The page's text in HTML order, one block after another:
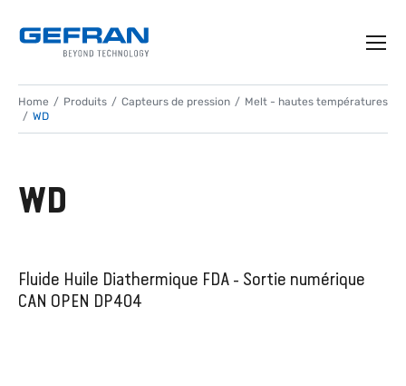
Home Produits Capteurs de pression
Melt - hautes températures
WD
WD
Fluide Huile Diathermique FDA - Sortie numérique
CAN OPEN DP404